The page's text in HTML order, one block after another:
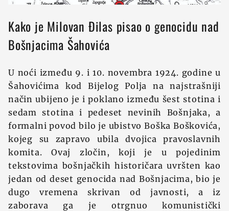
Kako je Milovan Đilas pisao o genocidu nad
Bošnjacima Šahovića
U noći između 9. i 10. novembra 1924. godine u
Šahovićima kod Bijelog Polja na najstrašniji
način ubijeno je i poklano između šest stotina i
sedam stotina i pedeset nevinih Bošnjaka, a
formalni povod bilo je ubistvo Boška Boškovića,
kojeg su zapravo ubila dvojica pravoslavnih
komita. Ovaj zločin, koji je u pojedinim
tekstovima bošnjačkih historičara uvršten kao
jedan od deset genocida nad Bošnjacima, bio je
dugo vremena skrivan od javnosti, a iz
zaborava ga je otrgnuo komunistički